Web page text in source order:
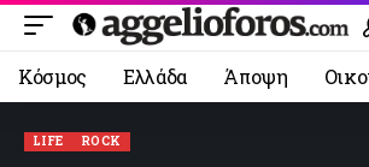
Κόσμος Ελλάδα Άποψη
LIFE ROCK